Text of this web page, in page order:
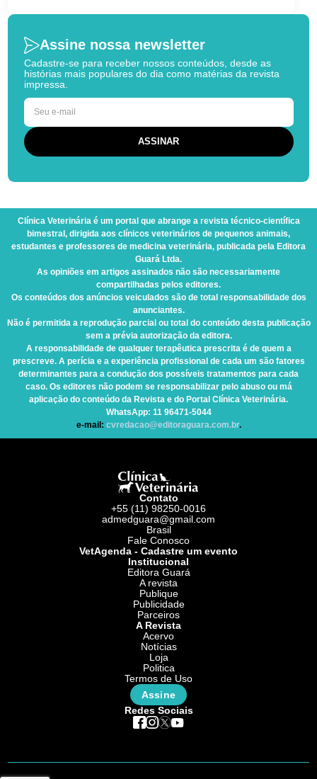
Assine nossa newsletter
Cadastre-se para receber nossos conteúdos, desde as
histórias mais populares do dia como matérias da revista
impressa.
Clínica Veterinária é um portal que abrange a revista técnico-científica
bimestral, dirigida aos clínicos veterinários de pequenos animais,
estudantes e professores de medicina veterinária, publicada pela Editora
Guará Ltda.
As opiniões em artigos assinados não são necessariamente
compartilhadas pelos editores.
Os conteúdos dos anúncios veiculados são de total responsabilidade dos
anunciantes.
Não é permitida a reprodução parcial ou total do conteúdo desta publicação
sem a prévia autorização da editora.
A responsabilidade de qualquer terapêutica prescrita é de quem a
prescreve. A perícia e a experiência profissional de cada um são fatores
determinantes para a condução dos possíveis tratamentos para cada
caso. Os editores não podem se responsabilizar pelo abuso ou má
aplicação do conteúdo da Revista e do Portal Clínica Veterinária.
WhatsApp: 11 96471-5044
e-mail: cvredacao@editoraguara.com.br.
Contato
+55 (11) 98250-0016
admedguara@gmail.com
Brasil
Fale Conosco
VetAgenda - Cadastre um evento
Institucional
Editora Guará
A revista
Publique
Publicidade
Parceiros
A Revista
Acervo
Notícias
Loja
Politica
Termos de Uso
Assine
Redes Sociais